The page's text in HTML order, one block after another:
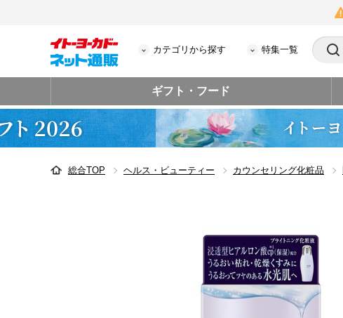
カテゴリから探す 特集一覧
ギフト・フード
総合TOP ヘルス・ビューティー カウンセリング化粧品